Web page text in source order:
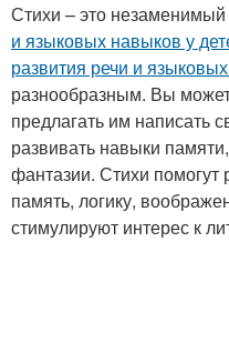
Стихи – это незаменимый
и языковых навыков у
развития речи и
разнообразным. Вы
предлагать им написать
развивать навыки
фантазии. Стихи помогут
память, логику,
стимулируют интерес к